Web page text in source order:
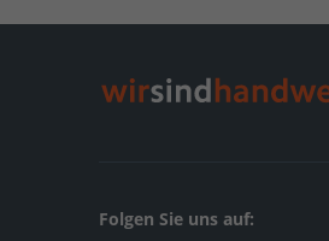
Folgen Sie uns auf: